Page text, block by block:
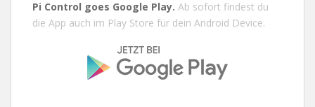
Pi Control goes Google Play. Ab sofort findest du
die App auch im Play Store für dein Android Device.